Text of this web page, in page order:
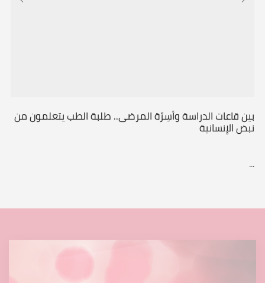
بين قاعات الدراسة وأسِرّة المرضى.. طلبة الطب يتعلمون من
نبض الإنسانية
...